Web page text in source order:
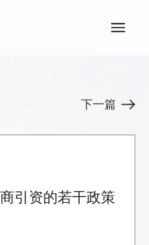
下一篇
引资的若干政策